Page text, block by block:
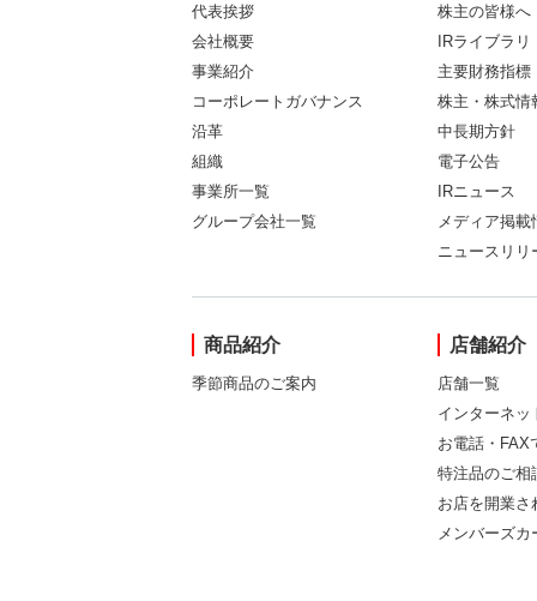
代表挨拶
会社概要
事業紹介
コーポレートガバナンス
沿革
組織
事業所一覧
グループ会社一覧
株主の皆様へ
IRライブラリ
主要財務指標
株主・株式情
中長期方針
電子公告
IRニュース
メディア掲載
ニュースリリ
商品紹介
季節商品のご案内
店舗紹介
店舗一覧
インターネッ
お電話・FAX
特注品のご相
お店を開業さ
メンバーズカ